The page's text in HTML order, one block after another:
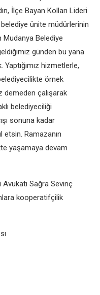
İlçe Bayan Kolları Lideri
ünite müdürlerinin
Mudanya Belediye
günden bu yana
hizmetlerle,
örnek
demeden çalışarak
belediyeciliği
sonuna kadar
etsin. Ramazanın
yaşamaya devam
Sağra Sevinç
kooperatifçilik